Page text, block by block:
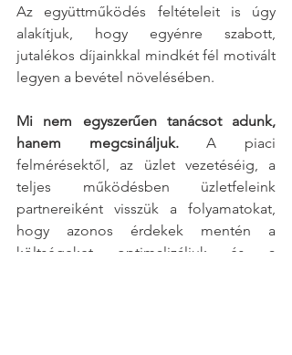
Az együttműködés feltételeit is úgy
alakítjuk, hogy egyénre szabott,
jutalékos díjainkkal mindkét fél motivált
legyen a bevétel növelésében.
Mi nem egyszerűen tanácsot adunk,
hanem megcsináljuk. A piaci
felmérésektől, az üzlet vezetéséig, a
teljes működésben üzletfeleink
partnereiként visszük a folyamatokat,
hogy azonos érdekek mentén a
költségeket optimalizáljuk és a